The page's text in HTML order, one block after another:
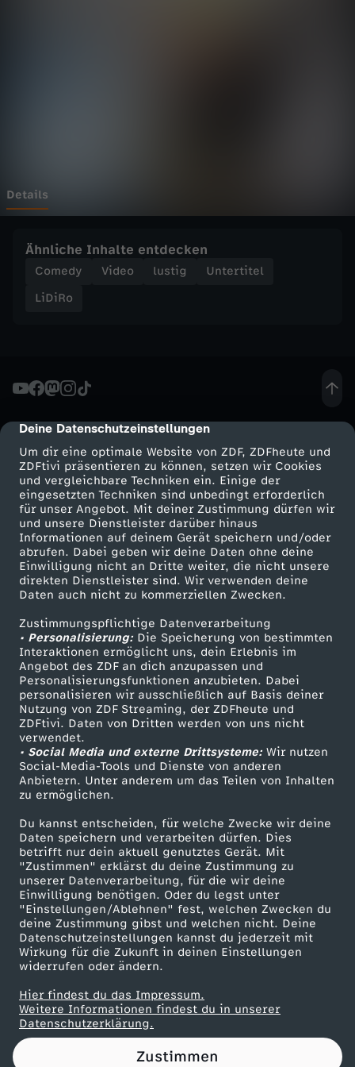
cmp-dialog-description
Deine Datenschutzeinstellungen
Um dir eine optimale Website von ZDF, ZDFheute und
ZDFtivi präsentieren zu können, setzen wir Cookies
und vergleichbare Techniken ein. Einige der
eingesetzten Techniken sind unbedingt erforderlich
für unser Angebot. Mit deiner Zustimmung dürfen wir
und unsere Dienstleister darüber hinaus
Informationen auf deinem Gerät speichern und/oder
abrufen. Dabei geben wir deine Daten ohne deine
Einwilligung nicht an Dritte weiter, die nicht unsere
direkten Dienstleister sind. Wir verwenden deine
Daten auch nicht zu kommerziellen Zwecken.
Zustimmungspflichtige Datenverarbeitung
• Personalisierung:Die Speicherung von bestimmten
Interaktionen ermöglicht uns, dein Erlebnis im
Angebot des ZDF an dich anzupassen und
Personalisierungsfunktionen anzubieten. Dabei
personalisieren wir ausschließlich auf Basis deiner
Nutzung von ZDF Streaming, der ZDFheute und
ZDFtivi. Daten von Dritten werden von uns nicht
verwendet.
• Social Media und externe Drittsysteme:Wir nutzen
Social-Media-Tools und Dienste von anderen
Anbietern. Unter anderem um das Teilen von Inhalten
zu ermöglichen.
Du kannst entscheiden, für welche Zwecke wir deine
Daten speichern und verarbeiten dürfen. Dies
betrifft nur dein aktuell genutztes Gerät. Mit
"Zustimmen" erklärst du deine Zustimmung zu
unserer Datenverarbeitung, für die wir deine
Einwilligung benötigen. Oder du legst unter
"Einstellungen/Ablehnen" fest, welchen Zwecken du
deine Zustimmung gibst und welchen nicht. Deine
Datenschutzeinstellungen kannst du jederzeit mit
Wirkung für die Zukunft in deinen Einstellungen
widerrufen oder ändern.
Hier findest du das Impressum.
Weitere Informationen findest du in unserer
Datenschutzerklärung.
Zustimmen
E
N
z
R
I
N
K
E
N
Details
Ähnliche Inhalte entdecken
Comedy Video lustig
Untertitel
LiDiRo
Mehr ZDF
ZDF-Apps
Smart TV
ZDFtext
Livestreams
Sendungen A-Z
TV-Programm
Service
ZDFmitreden
Kontakt zum ZDF
Tickets
Zuschauerservice
Hilfe
ZDF Unternehmen
Karriere
ZDF goes Schule
Werbefernsehen
Mainzelmännchen
Partner